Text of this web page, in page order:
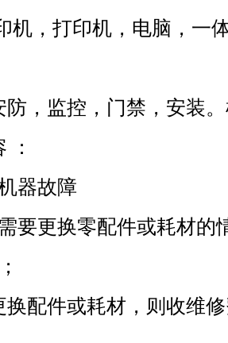
机，打印机，电脑，一
防，监控，门禁，安装
：
器故障
要更换零配件或耗材的
换配件或耗材，则收维